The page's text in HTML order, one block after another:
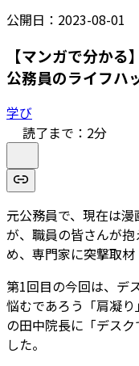
公開日： 2023-08-01
【マンガで分か
公務員のライフハ
学び
読了まで： 2分
元公務員で、現在は
が、職員の皆さんが
め、専門家に突撃取材
第1回目の今回は、デ
悩むであろう「肩凝り
の田中院長に「デス
した。